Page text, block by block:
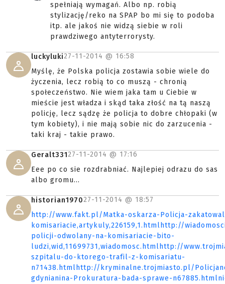
spełniają wymagań. Albo np. robią
stylizację/reko na SPAP bo mi się to podoba
itp. ale jakoś nie widzą siebie w roli
prawdziwego antyterrorysty.
luckyluki27-11-2014 @ 16:58
Myślę, że Polska policja zostawia sobie wiele do
życzenia, lecz robią to co muszą - chronią
społeczeństwo. Nie wiem jaka tam u Ciebie w
mieście jest władza i skąd taka złość na tą naszą
policję, lecz sądzę że policja to dobre chłopaki (w
tym kobiety), i nie mają sobie nic do zarzucenia -
taki kraj - takie prawo.
Geralt33127-11-2014 @ 17:16
Eee po co sie rozdrabniać. Najlepiej odrazu do sas
albo gromu...
historian197027-11-2014 @ 18:57
http://www.fakt.pl/Matka-oskarza-Policja-
komisariacie,artykuly,226159,1.htmlhttp://
policji-odwolany-na-komisariacie-bito-
ludzi,wid,11699731,wiadomosc.htmlhttp://
szpitalu-do-ktorego-trafil-z-komisariatu-
n71438.htmlhttp://kryminalne.trojmiasto.pl/
gdynianina-Prokuratura-bada-sprawe-